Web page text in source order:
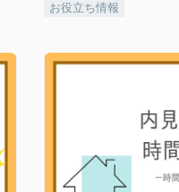
お役立ち情報